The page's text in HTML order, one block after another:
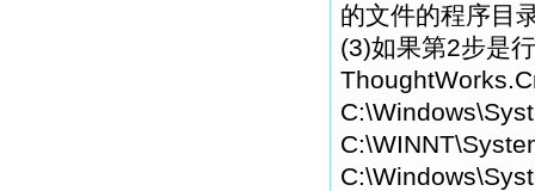
的文件的程序目
(3)如果第2步是